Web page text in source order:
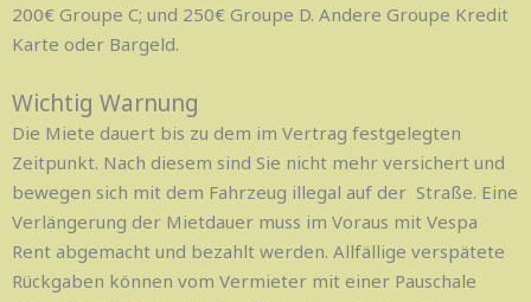
200€ Groupe C; und 250€ Groupe D. Andere Groupe Kredit
Karte oder Bargeld.
Wichtig Warnung
Die Miete dauert bis zu dem im Vertrag festgelegten
Zeitpunkt. Nach diesem sind Sie nicht mehr versichert und
bewegen sich mit dem Fahrzeug illegal auf der Straße. Eine
Verlängerung der Mietdauer muss im Voraus mit Vespa
Rent abgemacht und bezahlt werden. Allfällige verspätete
Rückgaben können vom Vermieter mit einer Pauschale